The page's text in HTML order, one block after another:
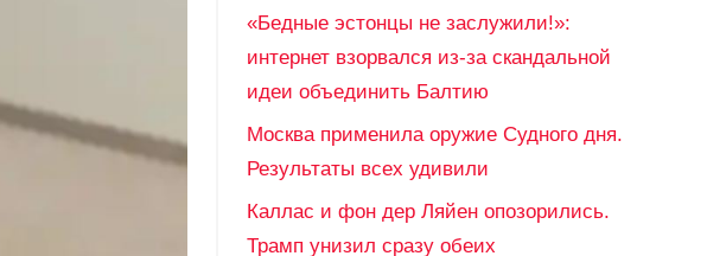
«Бедные эстонцы не заслужили!»:
интернет взорвался из-за скандальной
идеи объединить Балтию
Москва применила оружие Судного дня.
Результаты всех удивили
Каллас и фон дер Ляйен опозорились.
Трамп унизил сразу обеих